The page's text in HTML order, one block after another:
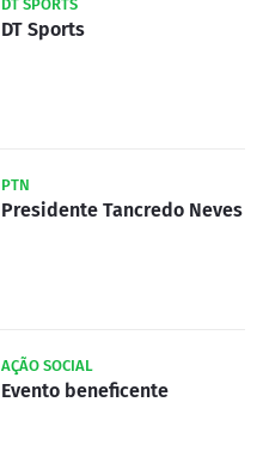
DT SPORTS
DT Sports
PTN
Presidente Tancredo Neves
AÇÃO SOCIAL
Evento beneficente